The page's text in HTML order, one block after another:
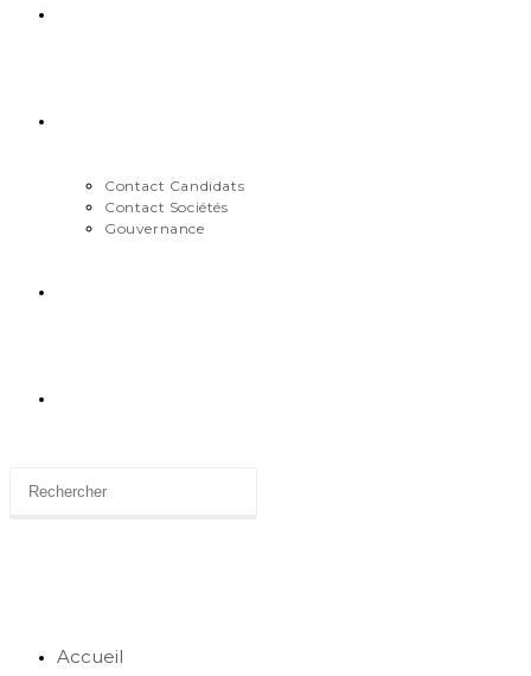
Contact Candidats
Contact Sociétés
Gouvernance
Accueil